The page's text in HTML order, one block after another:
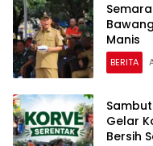
Manis
BERITA
Gelar
Bersih